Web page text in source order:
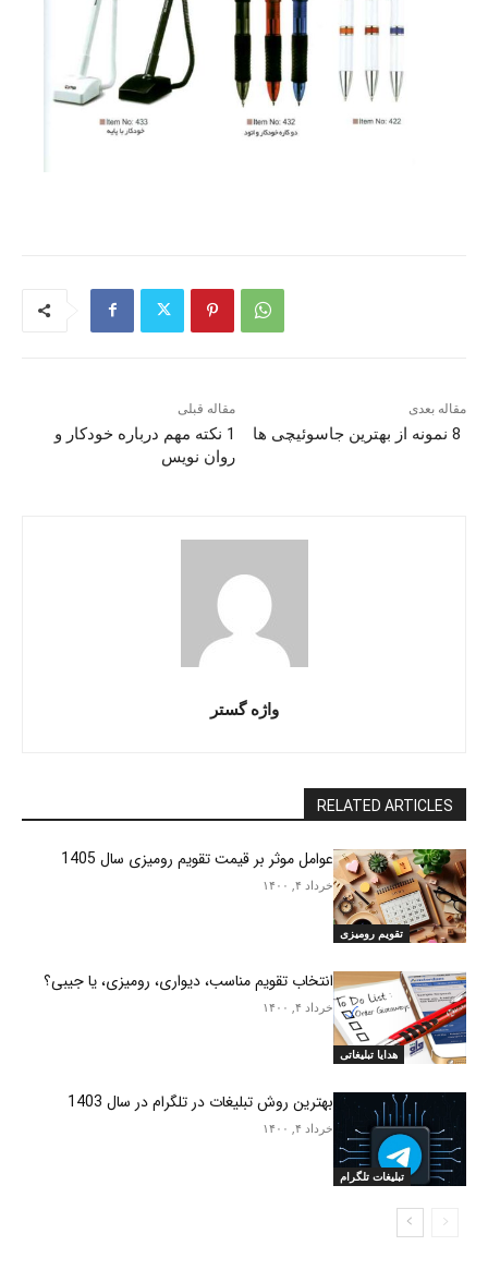
مقاله قبلی
1 نکته مهم درباره خودکار و
روان نویس
مقاله بعدی
8 نمونه از بهترین جاسوئیچی ها
واژه گستر
RELATED ARTICLES
تقویم رومیزی
عوامل موثر بر قیمت تقویم رومیزی سال 1405
خرداد ۴, ۱۴۰۰
هدایا تبلیغاتی
انتخاب تقویم مناسب، دیواری، رومیزی، یا جیبی؟
خرداد ۴, ۱۴۰۰
تبلیغات تلگرام
بهترین روش تبلیغات در تلگرام در سال 1403
خرداد ۴, ۱۴۰۰